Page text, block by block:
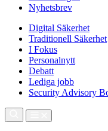
Nyhetsbrev
Digital Säkerhet
Traditionell Säkerhet
I Fokus
Personalnytt
Debatt
Lediga jobb
Security Advisory